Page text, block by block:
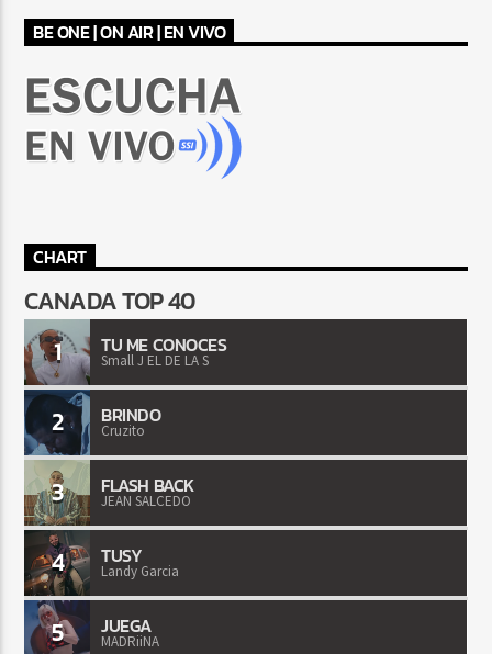
BE ONE | ON AIR | EN VIVO
CHART
CANADA TOP 40
1 TU ME CONOCES
Small J EL DE LA S
2 BRINDO
Cruzito
3 FLASH BACK
JEAN SALCEDO
4 TUSY
Landy Garcia
5 JUEGA
MADRiiNA